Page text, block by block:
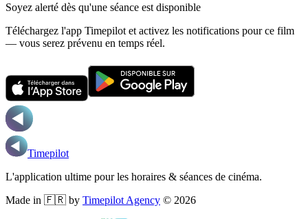
Soyez alerté dès qu'une séance est disponible
Téléchargez l'app Timepilot et activez les notifications pour ce film
— vous serez prévenu en temps réel.
Timepilot
L'application ultime pour les horaires & séances de cinéma.
Made in 🇫🇷 by Timepilot Agency © 2026